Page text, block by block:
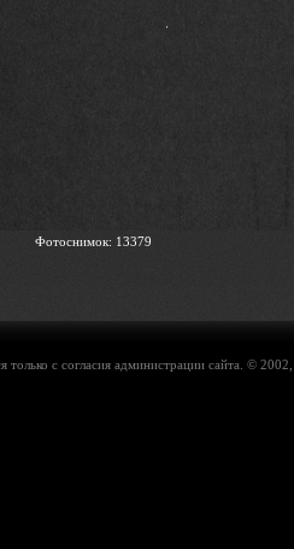
Фотоснимок: 13379
только с согласия администрации сайта. ©